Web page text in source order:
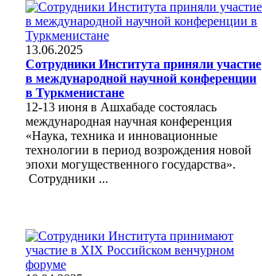
13.06.2025
Сотрудники Института приняли участие
в международной научной конференции
в Туркменистане
12-13 июня в Ашхабаде состоялась
международная научная конференция
«Наука, техника и инновационные
технологии в период возрождения новой
эпохи могущественного государства».
Сотрудники ...